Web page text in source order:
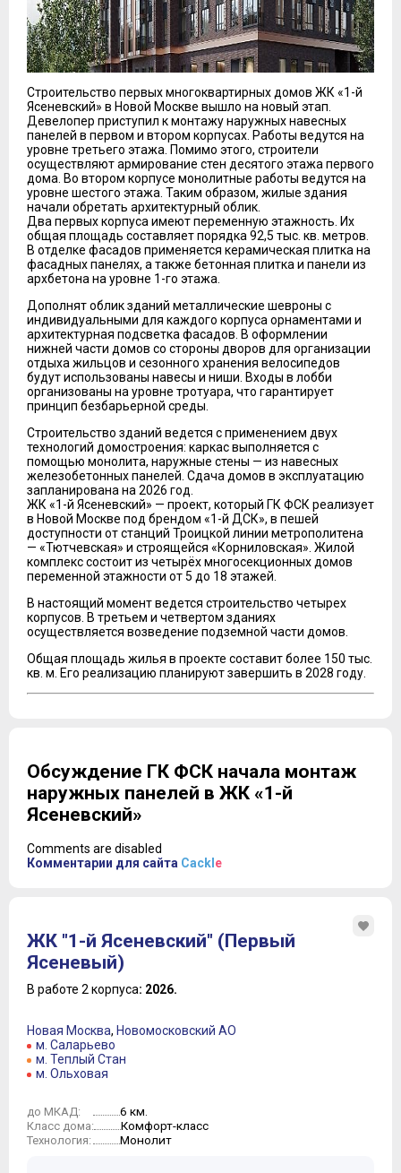
Строительство первых многоквартирных домов ЖК «1-й
Ясеневский» в Новой Москве вышло на новый этап.
Девелопер приступил к монтажу наружных навесных
панелей в первом и втором корпусах. Работы ведутся на
уровне третьего этажа. Помимо этого, строители
осуществляют армирование стен десятого этажа первого
дома. Во втором корпусе монолитные работы ведутся на
уровне шестого этажа. Таким образом, жилые здания
начали обретать архитектурный облик.
Два первых корпуса имеют переменную этажность. Их
общая площадь составляет порядка 92,5 тыс. кв. метров.
В отделке фасадов применяется керамическая плитка на
фасадных панелях, а также бетонная плитка и панели из
архбетона на уровне 1-го этажа.
Дополнят облик зданий металлические шевроны с
индивидуальными для каждого корпуса орнаментами и
архитектурная подсветка фасадов. В оформлении
нижней части домов со стороны дворов для организации
отдыха жильцов и сезонного хранения велосипедов
будут использованы навесы и ниши. Входы в лобби
организованы на уровне тротуара, что гарантирует
принцип безбарьерной среды.
Строительство зданий ведется с применением двух
технологий домостроения: каркас выполняется с
помощью монолита, наружные стены — из навесных
железобетонных панелей. Сдача домов в эксплуатацию
запланирована на 2026 год.
ЖК «1-й Ясеневский» — проект, который ГК ФСК реализует
в Новой Москве под брендом «1-й ДСК», в пешей
доступности от станций Троицкой линии метрополитена
— «Тютчевская» и строящейся «Корниловская». Жилой
комплекс состоит из четырёх многосекционных домов
переменной этажности от 5 до 18 этажей.
В настоящий момент ведется строительство четырех
корпусов. В третьем и четвертом зданиях
осуществляется возведение подземной части домов.
Общая площадь жилья в проекте составит более 150 тыс.
кв. м. Его реализацию планируют завершить в 2028 году.
Обсуждение ГК ФСК начала монтаж
наружных панелей в ЖК «1-й
Ясеневский»
Comments are disabled
Комментарии для сайта Cackl e
ЖК "1-й Ясеневский" (Первый
Ясеневый)
В работе 2 корпуса: 2026.
Новая Москва, Новомосковский АО
м. Саларьево
м. Теплый Стан
м. Ольховая
до МКАД: 6 км.
Класс дома: Комфорт-класс
Технология: Монолит